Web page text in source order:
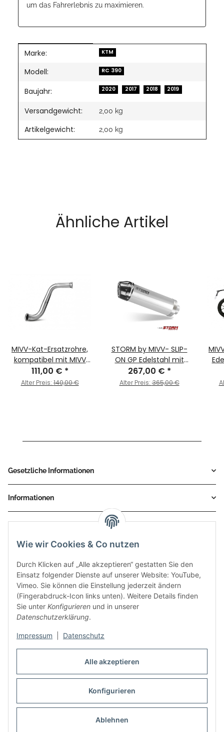
Alle akzeptieren
Konfigurieren
Ablehnen
Wie wir Cookies & Co nutzen
Durch Klicken auf „Alle akzeptieren“ gestatten Sie den
Einsatz folgender Dienste auf unserer Website: YouTube,
Vimeo. Sie können die Einstellung jederzeit ändern
(Fingerabdruck-Icon links unten). Weitere Details finden
Sie unter Konfigurieren und in unserer
Datenschutzerklärung.
Impressum Datenschutz
um das Fahrerlebnis zu maximieren.
Produkteigenschaft
Wert
Marke: KTM
Modell: RC 390
Baujahr: 2020 2017 2018 2019
Versandgewicht: 2,00 kg
Artikelgewicht: 2,00 kg
Ähnliche Artikel
MIVV-Kat-Ersatzrohre,
kompatibel mit MIVV
und originalen
Schalldämpfern - für
111,00 € *
Alter Preis:140,00 €
STORM by MIVV- SLIP-
ON GP Edelstahl mit
Carbonendkappe für
KTM RC 390 Bj. 2017 >
267,00 € *
Alter Preis:365,00 €
Gesetzliche Informationen
Informationen
Auspuff Hotline unter:
02303 – 983 77 27
Vertrag widerrufen
* Alle Preise inkl. gesetzlicher USt., zzgl.Versand